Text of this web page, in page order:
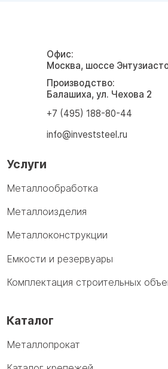
Офис:
Москва, шоссе
Производство:
Балашиха, ул. Чехова 2
+7 (495) 188-80-44
info@investsteel.ru
Услуги
Металлообработка
Металлоизделия
Металлоконструкции
Емкости и резервуары
Комплектация строительных
Каталог
Металлопрокат